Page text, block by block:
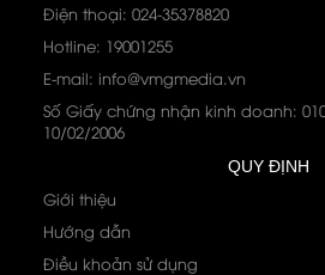
Điện thoại: 024-35378820
Hotline: 19001255
E-mail: info@vmgmedia.vn
Số Giấy chứng nhận kinh doanh:
10/02/2006
QUY ĐỊNH
Giới thiệu
Hướng dẫn
Điều khoản sử dụng